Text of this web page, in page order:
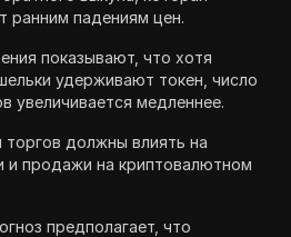
ранним падениям цен.
показывают, что хотя
удерживают токен, число
увеличивается медленнее.
должны влиять на
и продажи на криптовалютном
предполагает, что